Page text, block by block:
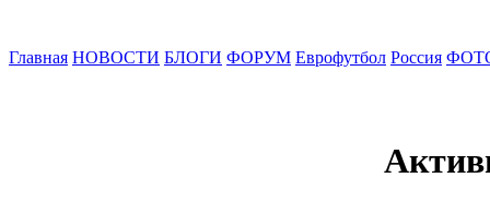
Главная НОВОСТИ БЛОГИ ФОРУМ Еврофутбол Россия